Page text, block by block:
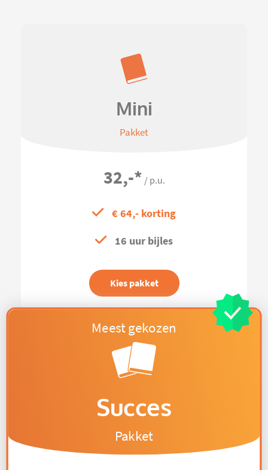
Mini
Pakket
32,-* / p.u.
€ 64,- korting
16 uur bijles
Kies pakket
Succes
Pakket